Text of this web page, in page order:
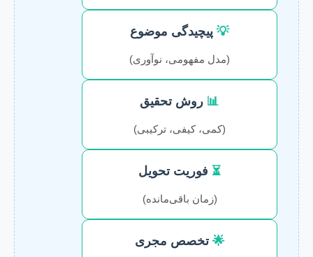
💡 پیچیدگی موضوع
(مدل مفهومی، نوآوری)
📊 روش تحقیق
(کمی، کیفی، ترکیبی)
⏳ فوریت تحویل
(زمان باقی‌مانده)
🌟 تخصص مجری